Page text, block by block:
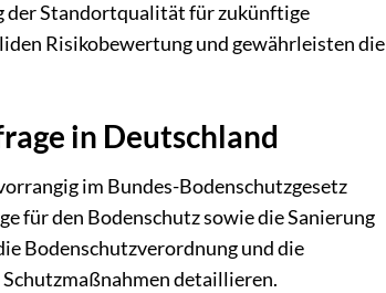
der Standortqualität für zukünftige
Risikobewertung und gewährleisten die
in Deutschland
im Bundes-Bodenschutzgesetz
für den Bodenschutz sowie die Sanierung
Bodenschutzverordnung und die
detaillieren.